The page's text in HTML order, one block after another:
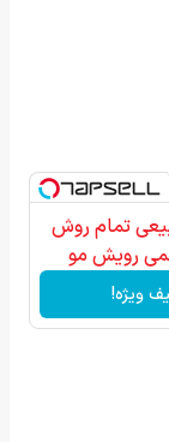
تمام روش
رویش مو
ویژه!